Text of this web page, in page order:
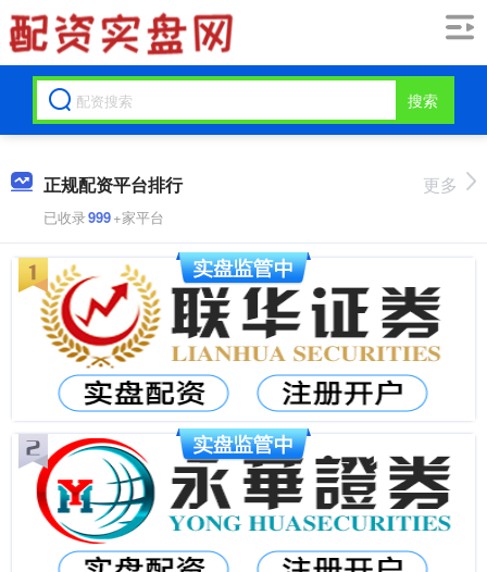
搜索
正规配资平台排行
已收录999+家平台
更多